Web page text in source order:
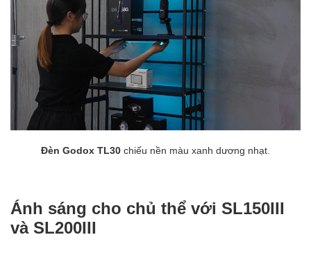
Đèn Godox TL30 chiếu nền màu xanh dương nhạt.
Ánh sáng cho chủ thể với SL150III
và SL200III